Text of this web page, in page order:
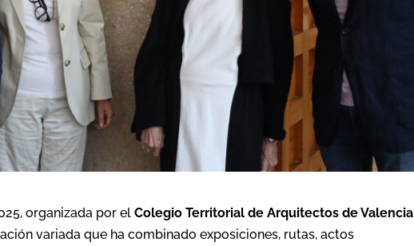
organizada por elColegio Territorial de Arquitectos de Valencia
variada que ha combinado exposiciones, rutas, actos